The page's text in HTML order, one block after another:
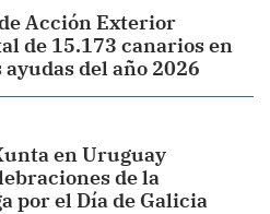
Acción Exterior
de 15.173 canarios en
del año 2026
en Uruguay
de la
por el Día de Galicia